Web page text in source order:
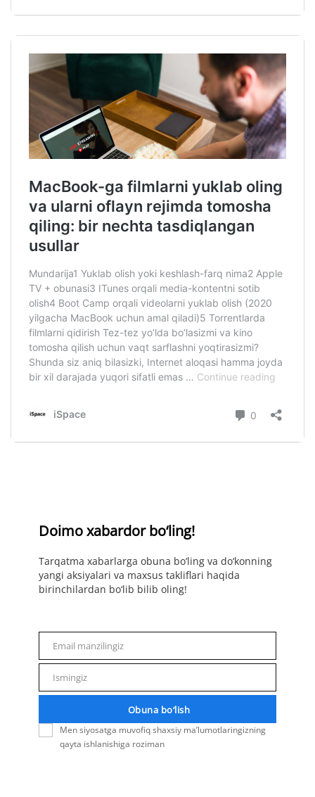
Doimo xabardor bo‘ling!
Tarqatma xabarlarga obuna bo‘ling va do‘konning
yangi aksiyalari va maxsus takliflari haqida
birinchilardan bo‘lib bilib oling!
Email manzilingiz
Ismingiz
Obuna bo‘lish
Men siyosatga muvofiq shaxsiy ma’lumotlaringizning
qayta ishlanishiga roziman